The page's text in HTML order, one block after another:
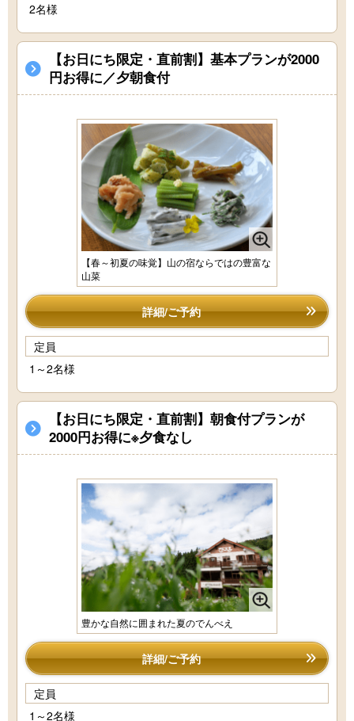
2名様
【お日にち限定・直前割】基本プランが2000
円お得に／夕朝食付
【春～初夏の味覚】山の宿ならではの豊富な
山菜
詳細/ご予約
定員
1～2名様
【お日にち限定・直前割】朝食付プランが
2000円お得に※夕食なし
豊かな自然に囲まれた夏のでんべえ
詳細/ご予約
定員
1～2名様